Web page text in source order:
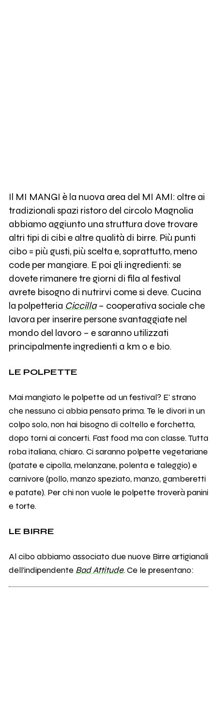
Il MI MANGI è la nuova area del MI AMI: oltre ai
tradizionali spazi ristoro del circolo Magnolia
abbiamo aggiunto una struttura dove trovare
altri tipi di cibi e altre qualità di birre. Più punti
cibo = più gusti, più scelta e, soprattutto, meno
code per mangiare. E poi gli ingredienti: se
dovete rimanere tre giorni di fila al festival
avrete bisogno di nutrirvi come si deve. Cucina
la polpetteria Ciccilla– cooperativa sociale che
lavora per inserire persone svantaggiate nel
mondo del lavoro – e saranno utilizzati
principalmente ingredienti a km 0 e bio.
LE POLPETTE
Mai mangiato le polpette ad un festival? E' strano
che nessuno ci abbia pensato prima. Te le divori in un
colpo solo, non hai bisogno di coltello e forchetta,
dopo torni ai concerti. Fast food ma con classe. Tutta
roba italiana, chiaro. Ci saranno polpette vegetariane
(patate e cipolla, melanzane, polenta e taleggio) e
carnivore (pollo, manzo speziato, manzo, gamberetti
e patate). Per chi non vuole le polpette troverà panini
e torte.
LE BIRRE
Al cibo abbiamo associato due nuove Birre artigianali
dell'indipendente Bad Attitude. Ce le presentano: